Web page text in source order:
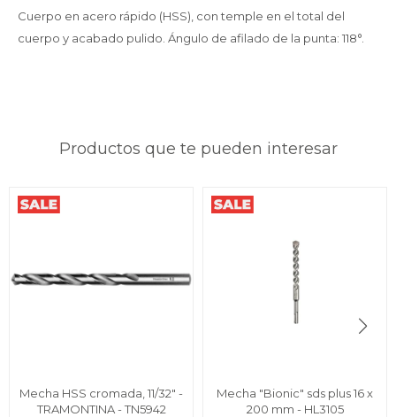
Cuerpo en acero rápido (HSS), con temple en el total del
cuerpo y acabado pulido. Ángulo de afilado de la punta: 118°.
Productos que te pueden interesar
Mecha HSS cromada, 11/32" -
TRAMONTINA - TN5942
Mecha "Bionic" sds plus 16 x
200 mm - HL3105